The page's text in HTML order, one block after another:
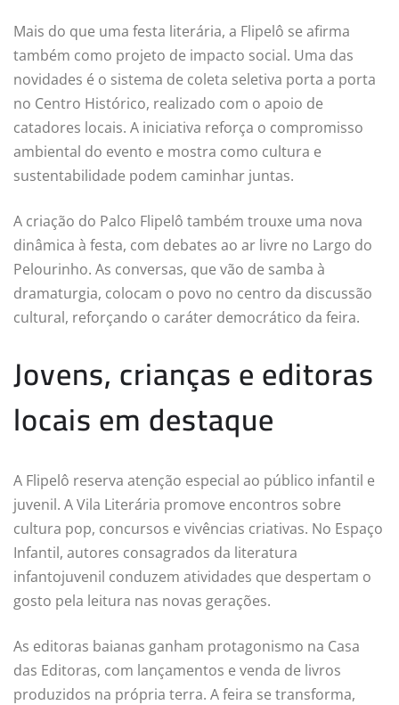
Mais do que uma festa literária, a Flipelô se afirma
também como projeto de impacto social. Uma das
novidades é o sistema de coleta seletiva porta a porta
no Centro Histórico, realizado com o apoio de
catadores locais. A iniciativa reforça o compromisso
ambiental do evento e mostra como cultura e
sustentabilidade podem caminhar juntas.
A criação do Palco Flipelô também trouxe uma nova
dinâmica à festa, com debates ao ar livre no Largo do
Pelourinho. As conversas, que vão de samba à
dramaturgia, colocam o povo no centro da discussão
cultural, reforçando o caráter democrático da feira.
Jovens, crianças e editoras
locais em destaque
A Flipelô reserva atenção especial ao público infantil e
juvenil. A Vila Literária promove encontros sobre
cultura pop, concursos e vivências criativas. No Espaço
Infantil, autores consagrados da literatura
infantojuvenil conduzem atividades que despertam o
gosto pela leitura nas novas gerações.
As editoras baianas ganham protagonismo na Casa
das Editoras, com lançamentos e venda de livros
produzidos na própria terra. A feira se transforma,